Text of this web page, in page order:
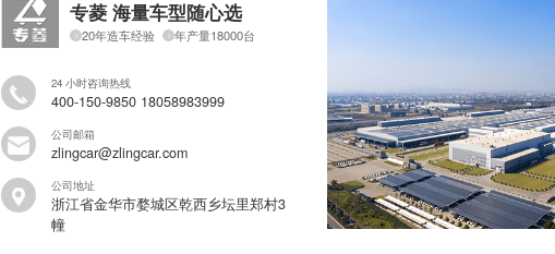
专菱 海量车型随心选
20年造车经验 年产量18000台
24 小时咨询热线
400-150-9850 18058983999
公司邮箱
zlingcar@zlingcar.com
公司地址
浙江省金华市婺城区乾西乡坛里郑村3
幢